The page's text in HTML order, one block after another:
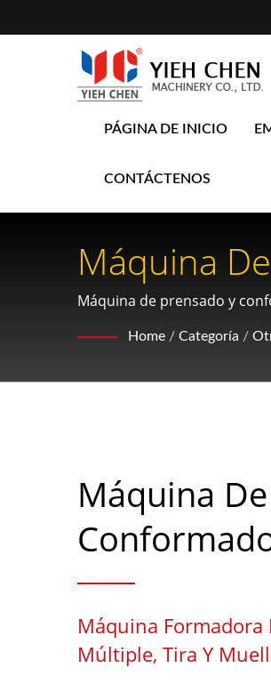
PÁGINA DE INICIO
CONTÁCTENOS
Máquina
Los
Capacidad
Máquina de prensado y
Home / Categoría /
Máquina De
Máquina Formadora
Múltiple, Tira Y